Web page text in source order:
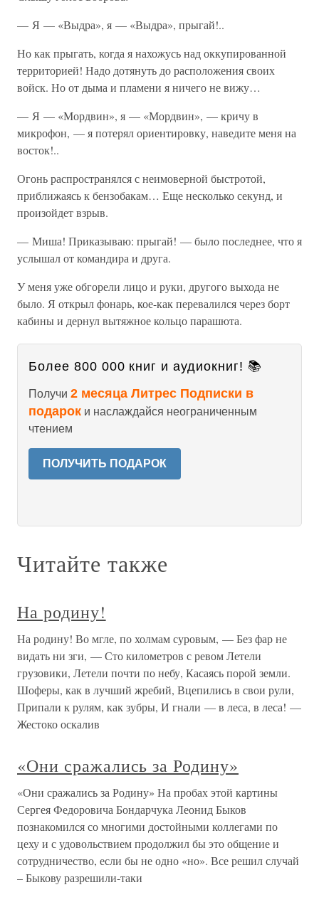
— Я — «Выдра», я — «Выдра», прыгай!..
Но как прыгать, когда я нахожусь над оккупированной
территорией! Надо дотянуть до расположения своих
войск. Но от дыма и пламени я ничего не вижу…
— Я — «Мордвин», я — «Мордвин», — кричу в
микрофон, — я потерял ориентировку, наведите меня на
восток!..
Огонь распространялся с неимоверной быстротой,
приближаясь к бензобакам… Еще несколько секунд, и
произойдет взрыв.
— Миша! Приказываю: прыгай! — было последнее, что я
услышал от командира и друга.
У меня уже обгорели лицо и руки, другого выхода не
было. Я открыл фонарь, кое-как перевалился через борт
кабины и дернул вытяжное кольцо парашюта.
Более 800 000 книг и аудиокниг! 📚
Получи 2 месяца Литрес Подписки в
подарок и наслаждайся неограниченным
чтением
ПОЛУЧИТЬ ПОДАРОК
Читайте также
На родину!
На родину! Во мгле, по холмам суровым, — Без фар не
видать ни зги, — Сто километров с ревом Летели
грузовики, Летели почти по небу, Касаясь порой земли.
Шоферы, как в лучший жребий, Вцепились в свои рули,
Припали к рулям, как зубры, И гнали — в леса, в леса! —
Жестоко оскалив
«Они сражались за Родину»
«Они сражались за Родину» На пробах этой картины
Сергея Федоровича Бондарчука Леонид Быков
познакомился со многими достойными коллегами по
цеху и с удовольствием продолжил бы это общение и
сотрудничество, если бы не одно «но». Все решил случай
– Быкову разрешили-таки